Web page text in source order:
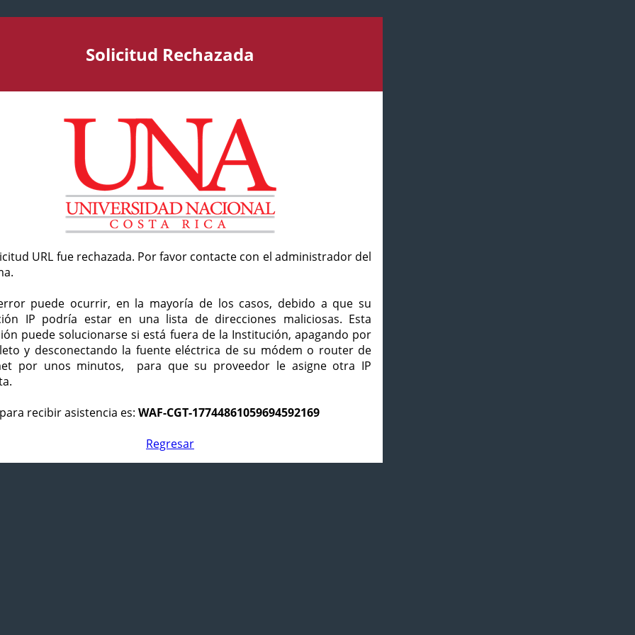
Solicitud Rechazada
URL fue rechazada. Por favor contacte con el administrador del
puede ocurrir, en la mayoría de los casos, debido a que su
IP podría estar en una lista de direcciones maliciosas. Esta
puede solucionarse si está fuera de la Institución, apagando por
y desconectando la fuente eléctrica de su módem o router de
por unos minutos, para que su proveedor le asigne otra IP
recibir asistencia es: WAF-CGT-17744861059694592169
Regresar